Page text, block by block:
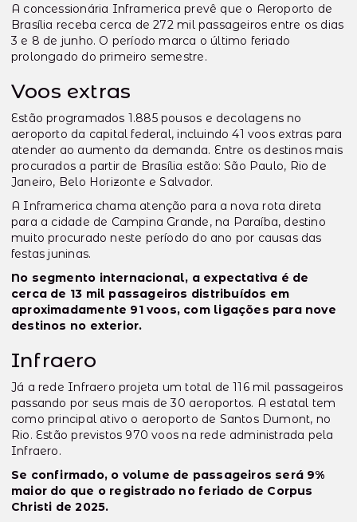
A concessionária Inframerica prevê que o Aeroporto de
Brasília receba cerca de 272 mil passageiros entre os dias
3 e 8 de junho. O período marca o último feriado
prolongado do primeiro semestre.
Voos extras
Estão programados 1.885 pousos e decolagens no
aeroporto da capital federal, incluindo 41 voos extras para
atender ao aumento da demanda. Entre os destinos mais
procurados a partir de Brasília estão: São Paulo, Rio de
Janeiro, Belo Horizonte e Salvador.
A Inframerica chama atenção para a nova rota direta
para a cidade de Campina Grande, na Paraíba, destino
muito procurado neste período do ano por causas das
festas juninas.
No segmento internacional, a expectativa é de
cerca de 13 mil passageiros distribuídos em
aproximadamente 91 voos, com ligações para nove
destinos no exterior.
Infraero
Já a rede Infraero projeta um total de 116 mil passageiros
passando por seus mais de 30 aeroportos. A estatal tem
como principal ativo o aeroporto de Santos Dumont, no
Rio. Estão previstos 970 voos na rede administrada pela
Infraero.
Se confirmado, o volume de passageiros será 9%
maior do que o registrado no feriado de Corpus
Christi de 2025.